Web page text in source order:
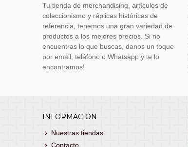
Tu tienda de merchandising, artículos de
coleccionismo y réplicas históricas de
referencia, tenemos una gran variedad de
productos a los mejores precios. Si no
encuentras lo que buscas, danos un toque
por email, teléfono o Whatsapp y te lo
encontramos!
INFORMACIÓN
Nuestras tiendas
Contacto